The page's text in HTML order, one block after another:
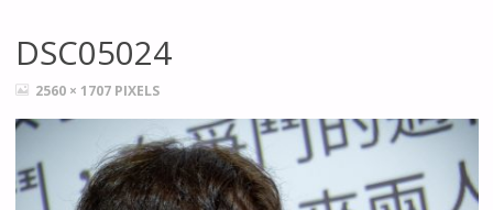
DSC05024
FULL2560 × 1707 PIXELS